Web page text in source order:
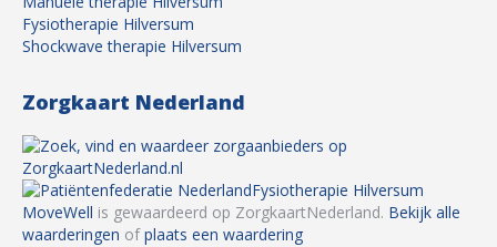
Fysiotherapie Hilversum
Shockwave therapie Hilversum
Zorgkaart Nederland
Fysiotherapie Hilversum
MoveWell is gewaardeerd op ZorgkaartNederland. Bekijk alle
waarderingen ofplaats een waardering